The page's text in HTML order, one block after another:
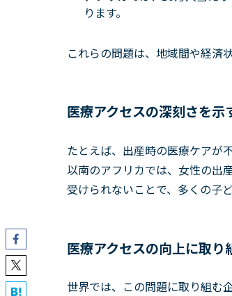
ります。
これらの問題は、地域間や経済
医療アクセスの深刻さを示
たとえば、出産時の医療ケアが
以南のアフリカでは、女性の出
受けられないことで、多くの子
医療アクセスの向上に取り
世界では、この問題に取り組む